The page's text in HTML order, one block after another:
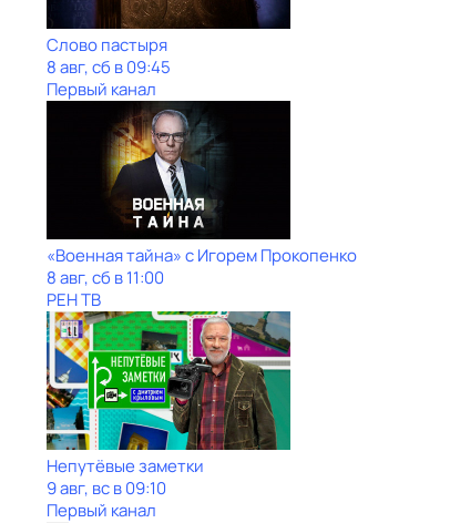
Слово пастыря
8 авг, сб в 09:45
Первый канал
«Военная тайна» с Игорем Прокопенко
8 авг, сб в 11:00
РЕН ТВ
Непутёвые заметки
9 авг, вс в 09:10
Первый канал